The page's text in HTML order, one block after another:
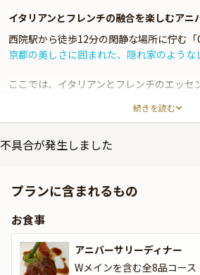
イタリアンとフレンチの融合を楽しむアニ
西院駅から徒歩12分の閑静な場所に佇む
京都の美しさに囲まれた、隠れ家のような
ここでは、イタリアンとフレンチのエッセ
ブルクロスと開放感あふれる空間が特徴で
作りされるパンや、中央市場で仕入れた新
のディナーコースをご用意いたします。ま
ラススプマンテをご用意いたしますので
さい。
続きを読む
不具合が発生しました
プランに含まれるもの
お食事
アニバーサリーディナー
Wメインを含む全8品コース